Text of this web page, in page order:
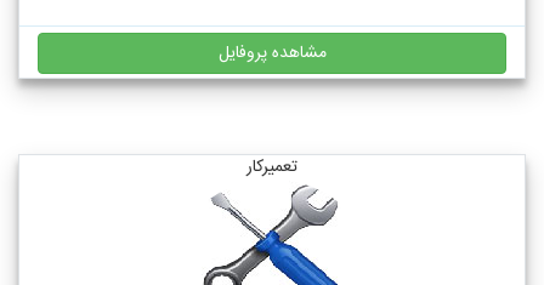
مشاهده پروفایل
تعمیرکار